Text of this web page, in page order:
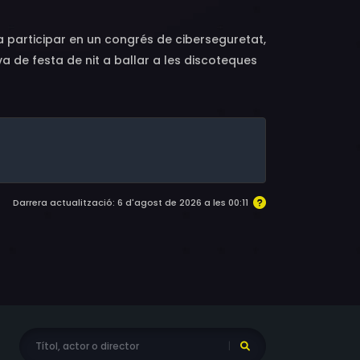
en un congrés de ciberseguretat,
de festa de nit a ballar a les discoteques
segresten uns traficants de blanques.
que al congrés ha conegut un policia
no sols no l'ajuda sinó que li posa tota
antic policia, l'Alek, que es dedica
tots dos, i gràcies a les habilitats
salvar la Karissa.
Darrera actualització: 6 d'agost de 2026 a les 00:11